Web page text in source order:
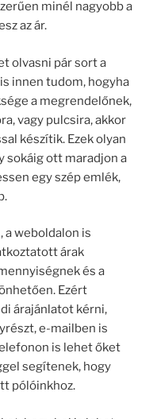
minél nagyobb a
az ár.
olvasni pár sort a
innen tudom, hogyha
a megrendelőnek,
vagy pulcsira, akkor
készítik. Ezek olyan
sokáig ott maradjon a
egy szép emlék,
weboldalon is
árak
és a
Ezért
árajánlatot kérni,
e-mailben is
is lehet őket
segítenek, hogy
pólóinkhoz.